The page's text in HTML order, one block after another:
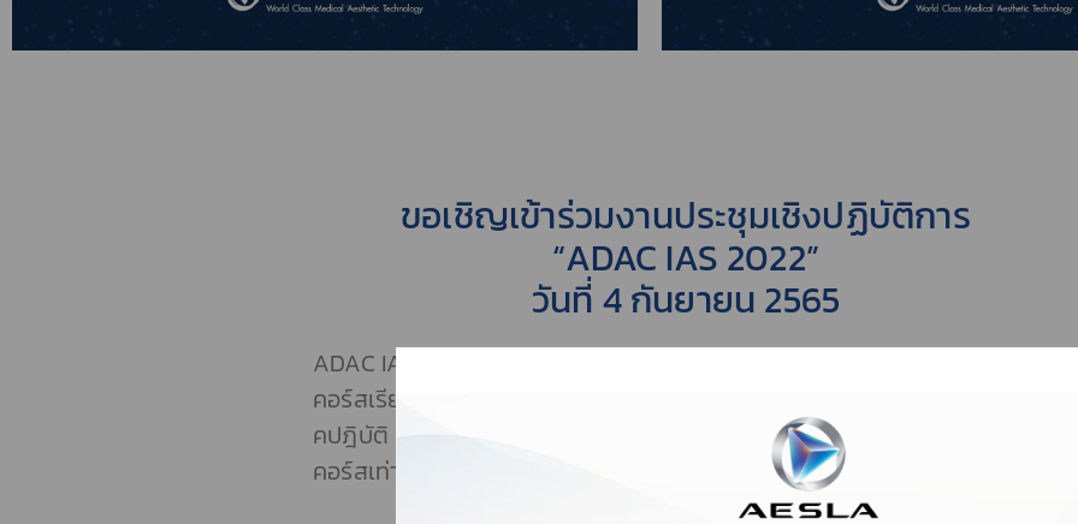
ขอเชิญเข้าร่วมงานประชุมเชิงปฏิบัติการ
“ADAC IAS 2022”
วันที่ 4 กันยายน 2565
ADAC IAS 2022 หรือ ADAC INTEGRATION OF ART AND SCIENCE เป็น
คอร์สเรียนแบบเจาะลึกเข้าถึงปัญหาที่พบบ่อย ๆ ในเวชปฏิบัติ และมีการสอนภา
คปฎิบัติ (HANDS-ON WORKSHOP) เพื่อให้สามารถนำไปใช้ได้จริง 1 ปีมีแค่ 1
คอร์สเท่านั้น!